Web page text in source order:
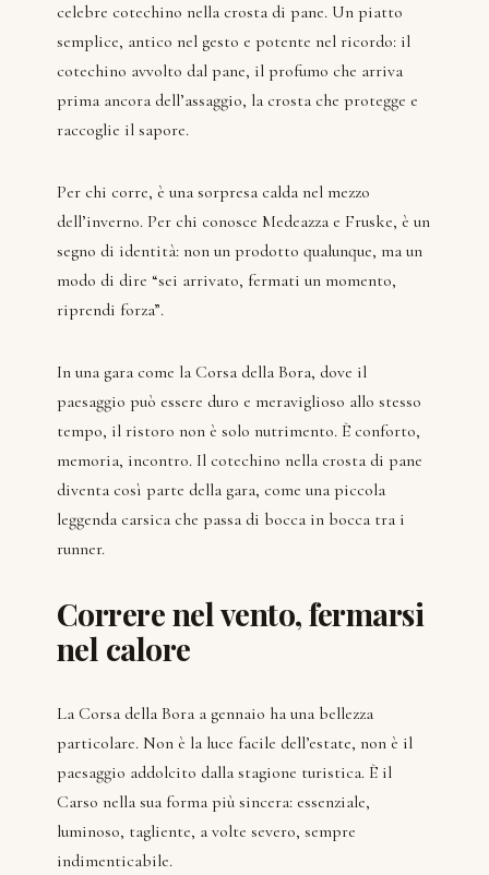
celebre cotechino nella crosta di pane. Un piatto
semplice, antico nel gesto e potente nel ricordo: il
cotechino avvolto dal pane, il profumo che arriva
prima ancora dell’assaggio, la crosta che protegge e
raccoglie il sapore.
Per chi corre, è una sorpresa calda nel mezzo
dell’inverno. Per chi conosce Medeazza e Fruske, è un
segno di identità: non un prodotto qualunque, ma un
modo di dire “sei arrivato, fermati un momento,
riprendi forza”.
In una gara come la Corsa della Bora, dove il
paesaggio può essere duro e meraviglioso allo stesso
tempo, il ristoro non è solo nutrimento. È conforto,
memoria, incontro. Il cotechino nella crosta di pane
diventa così parte della gara, come una piccola
leggenda carsica che passa di bocca in bocca tra i
runner.
Correre nel vento, fermarsi
nel calore
La Corsa della Bora a gennaio ha una bellezza
particolare. Non è la luce facile dell’estate, non è il
paesaggio addolcito dalla stagione turistica. È il
Carso nella sua forma più sincera: essenziale,
luminoso, tagliente, a volte severo, sempre
indimenticabile.